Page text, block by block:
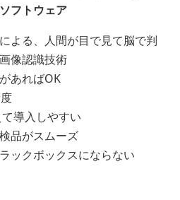
フトウェア
よる、人間が目で見て脳で判
像認識技術
あればOK
導入しやすい
品がスムーズ
ックボックスにならない